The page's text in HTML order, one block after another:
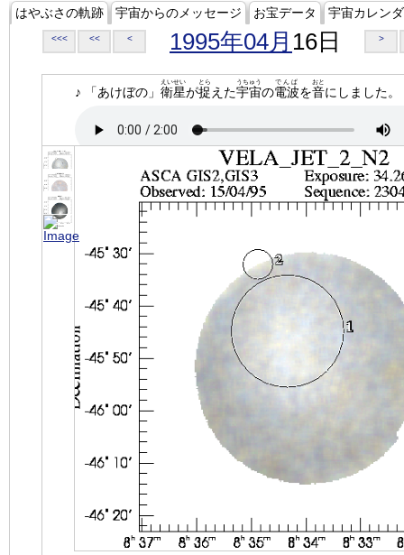
はやぶさの軌跡 宇宙からのメッセージ お宝データ 宇宙カレン
<<< << < 1995年04月 16日 >
♪ 「あけぼの」 衛星
えいせい
が捉
とら
えた宇宙
うちゅう
の電波
でんぱ
を音
おと
にしました。